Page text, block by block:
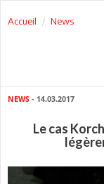
Accueil News
NEWS - 14.03.2017
Le cas